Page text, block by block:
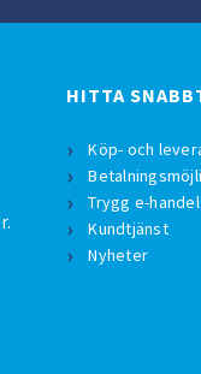
HITTA
Köp- och
Trygg e-handel
Kundtjänst
Nyheter